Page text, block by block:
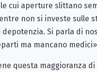
cui aperture slittano
non si investe sulle
depotenzia. Si parla di
ma mancano
questa maggioranza